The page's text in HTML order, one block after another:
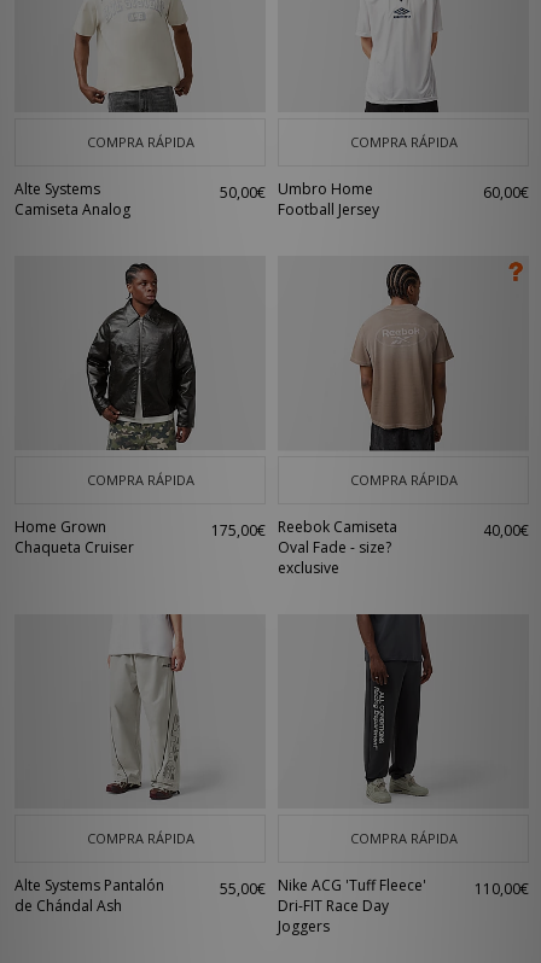
COMPRA RÁPIDA
Alte Systems
Camiseta Analog
50,00€
COMPRA RÁPIDA
Umbro Home
Football Jersey
60,00€
COMPRA RÁPIDA
Home Grown
Chaqueta Cruiser
175,00€
COMPRA RÁPIDA
Reebok Camiseta
Oval Fade - size?
exclusive
40,00€
COMPRA RÁPIDA
Alte Systems Pantalón
de Chándal Ash
55,00€
COMPRA RÁPIDA
Nike ACG 'Tuff Fleece'
Dri-FIT Race Day
Joggers
110,00€